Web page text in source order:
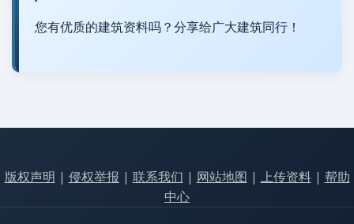
您有优质的建筑资料吗？分享给广大建筑同行！
版权声明 | 侵权举报 | 联系我们 | 网站地图 | 上传资料| 帮助
中心